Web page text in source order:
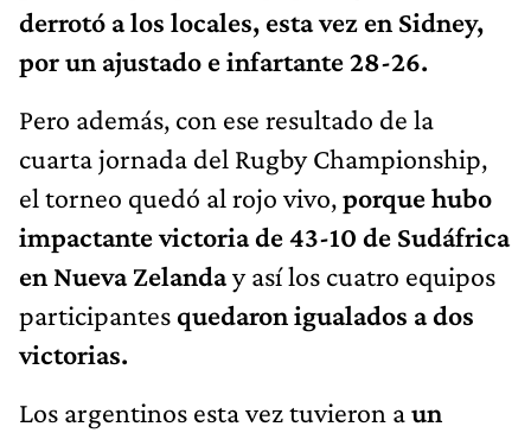
derrotó a los locales, esta vez en Sidney,
por un ajustado e infartante 28-26.
Pero además, con ese resultado de la
cuarta jornada del Rugby Championship,
el torneo quedó al rojo vivo,porque hubo
impactante victoria de 43-10 de Sudáfrica
en Nueva Zelanday así los cuatro equipos
participantes quedaron igualados a dos
victorias.
Los argentinos esta vez tuvieron aun